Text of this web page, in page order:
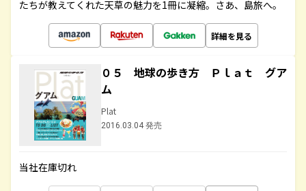
たちが教えてくれた天草の魅力を1冊に凝縮。さあ、島旅へ。
詳細を見る
０５ 地球の歩き方 Ｐｌａｔ グア
ム
Plat
2016.03.04 発売
当社在庫切れ